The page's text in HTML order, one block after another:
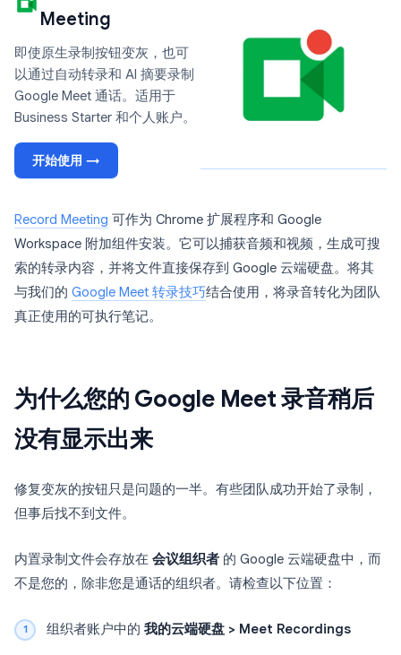
Meeting
即使原生录制按钮变灰，也可
以通过自动转录和 AI 摘要录制
Google Meet 通话。适用于
Business Starter 和个人账户。
开始使用 →
Record Meeting 可作为 Chrome 扩展程序和 Google
Workspace 附加组件安装。它可以捕获音频和视频，生成可搜
索的转录内容，并将文件直接保存到 Google 云端硬盘。将其
与我们的 Google Meet 转录技巧结合使用，将录音转化为团队
真正使用的可执行笔记。
为什么您的 Google Meet 录音稍后
没有显示出来
修复变灰的按钮只是问题的一半。有些团队成功开始了录制，
但事后找不到文件。
内置录制文件会存放在 会议组织者 的 Google 云端硬盘中，而
不是您的，除非您是通话的组织者。请检查以下位置：
组织者账户中的 我的云端硬盘 > Meet Recordings